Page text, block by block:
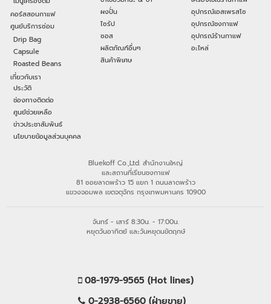
คอร์สสอนกาแฟ
ศูนย์บริการซ่อม
Drip Bag
Capsule
Roasted Beans
เกี่ยวกับเรา
ประวัติ
ช่องทางติดต่อ
ศูนย์ช่วยเหลือ
ข่าวประชาสัมพันธ์
นโยบายข้อมูลส่วนบุคคล
ผงปั่น
ไซรัป
ซอส
ผลิตภัณฑ์อื่นๆ
สินค้าพิเศษ
อุปกรณ์เอสเพรสโซ
อุปกรณ์ชงกาแฟ
อุปกรณ์ร้านกาแฟ
อะไหล่
Bluekoff Co.,Ltd. สำนักงานใหญ่
และสถานที่เรียนชงกาแฟ
81 ซอยลาดพร้าว 15 แยก 1 ถนนลาดพร้าว
แขวงจอมพล เขตจตุจักร กรุงเทพมหานคร 10900
จันทร์ - เสาร์ 8:30น. - 17:00น.
หยุดวันอาทิตย์ และวันหยุดนขัตฤกษ์
08-1979-9565 (Hot lines)
0-2938-6560 (ฝ่ายขาย)